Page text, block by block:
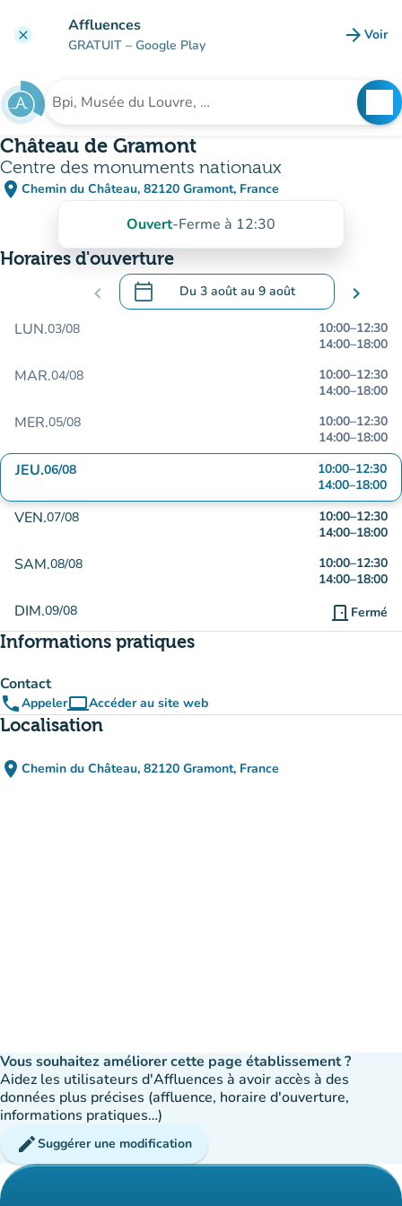
clear Affluences
GRATUIT – Google Play arrow_forward Voir
Rechercher un établissement
Château de Gramont
Centre des monuments nationaux
place Chemin du Château, 82120 Gramont, France
(ouvrir dans Google Maps)
(nouvel onglet)
Ouvert-Ferme à 12:30
Horaires d'ouverture
chevron_left calendar_today Du 3 aoûtau 9 août
.Ouvrir le calendrier pour changer de
chevron_right
LUN.03/08 10:00–12:30
14:00–18:00
MAR.04/08 10:00–12:30
14:00–18:00
MER.05/08 10:00–12:30
14:00–18:00
JEU.06/08 10:00–12:30
14:00–18:00
VEN.07/08 10:00–12:30
14:00–18:00
SAM.08/08 10:00–12:30
14:00–18:00
DIM.09/08 door_front Fermé
Informations pratiques
Contact
phoneAppelercomputerAccéder au site web
(nouvel onglet)
Localisation
place Chemin du Château, 82120 Gramont, France
(ouvrir dans Google Maps)
(nouvel onglet)
Vous souhaitez améliorer cette page établissement ?
Aidez les utilisateurs d'Affluences à avoir accès à des
données plus précises (affluence, horaire d'ouverture,
informations pratiques…)
editSuggérer une modification